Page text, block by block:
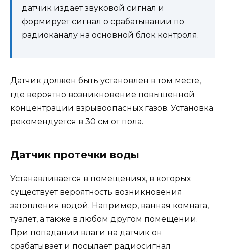
датчик издаёт звуковой сигнал и
формирует сигнал о срабатывании по
радиоканалу на основной блок контроля.
Датчик должен быть установлен в том месте,
где вероятно возникновение повышенной
концентрации взрывоопасных газов. Установка
рекомендуется в 30 см от пола.
Датчик протечки воды
Устанавливается в помещениях, в которых
существует вероятность возникновения
затопления водой. Например, ванная комната,
туалет, а также в любом другом помещении.
При попадании влаги на датчик он
срабатывает и посылает радиосигнал